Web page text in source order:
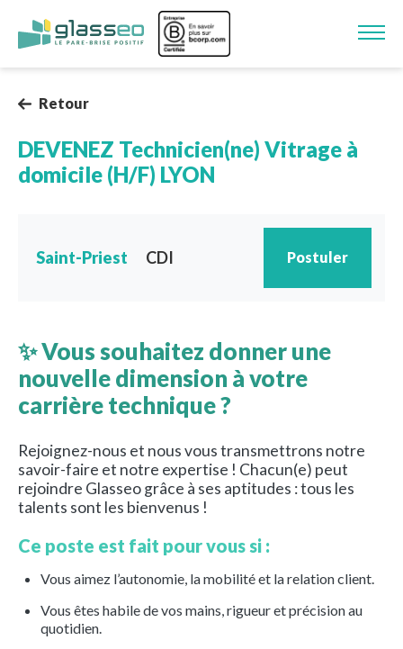
Aller au contenu principal
Image
Retour
DEVENEZ Technicien(ne) Vitrage à
domicile (H/F) LYON
Saint-Priest CDI Postuler
✨ Vous souhaitez donner une
nouvelle dimension à votre
carrière technique ?
Rejoignez-nous et nous vous transmettrons notre
savoir-faire et notre expertise ! Chacun(e) peut
rejoindre Glasseo grâce à ses aptitudes : tous les
talents sont les bienvenus !
Ce poste est fait pour vous si :
Vous aimez l’autonomie, la mobilité et la relation client.
Vous êtes habile de vos mains, rigueur et précision au
quotidien.